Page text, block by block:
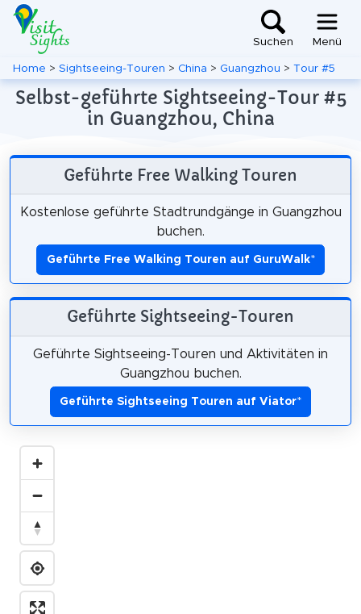
Suchen Menü
Home > Sightseeing-Touren > China > Guangzhou > Tour #5
Selbst-geführte Sightseeing-Tour #5
in Guangzhou, China
Geführte Free Walking Touren
Kostenlose geführte Stadtrundgänge in Guangzhou
buchen.
Geführte Free Walking Touren auf GuruWalk*
Geführte Sightseeing-Touren
Geführte Sightseeing-Touren und Aktivitäten in
Guangzhou buchen.
Geführte Sightseeing Touren auf Viator*